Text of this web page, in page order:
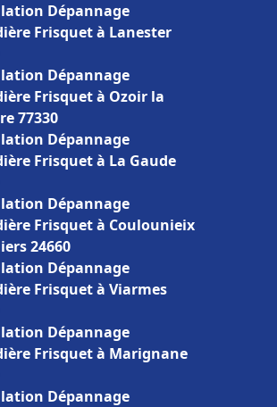
Dépannage
Frisquet à Lanester
Dépannage
Frisquet à Ozoir la
77330
Dépannage
Frisquet à La Gaude
Dépannage
Frisquet à Coulounieix
24660
Dépannage
Frisquet à Viarmes
Dépannage
Frisquet à Marignane
Dépannage